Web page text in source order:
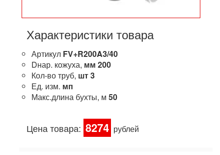
Характеристики товара
Артикул FV+R200A3/40
Dнар. кожуха, мм 200
Кол-во труб, шт3
Ед. изм. мп
Макс.длина бухты, м 50
Цена товара: 8274 рублей